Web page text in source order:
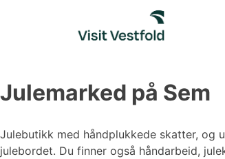
Julemarked på Sem
Julebutikk med håndplukkede skatter, og
julebordet. Du finner også håndarbeid,